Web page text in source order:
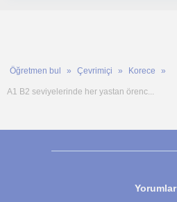
Öğretmen bul Çevrimiçi Korece
A1 B2 seviyelerinde her yastan örenc...
Yorumlar